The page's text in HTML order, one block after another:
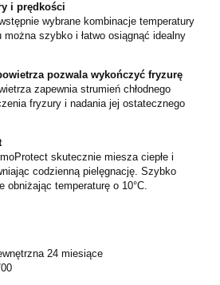
i prędkości
wybrane kombinacje temperatury
szybko i łatwo osiągnąć idealny
pozwala wykończyć fryzurę
zapewnia strumień chłodnego
fryzury i nadania jej ostatecznego
skutecznie miesza ciepłe i
codzienną pielęgnację. Szybko
obniżając temperaturę o 10°C.
24 miesiące